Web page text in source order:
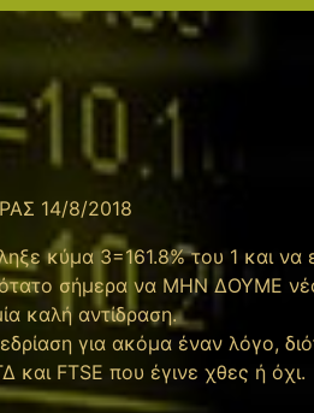
14/8/2018
κύμα 3=161.8% του 1 και
σήμερα να ΜΗΝ ΔΟΥΜΕ
καλή αντίδραση.
για ακόμα έναν λόγο,
και FTSE που έγινε χθες ή όχι.